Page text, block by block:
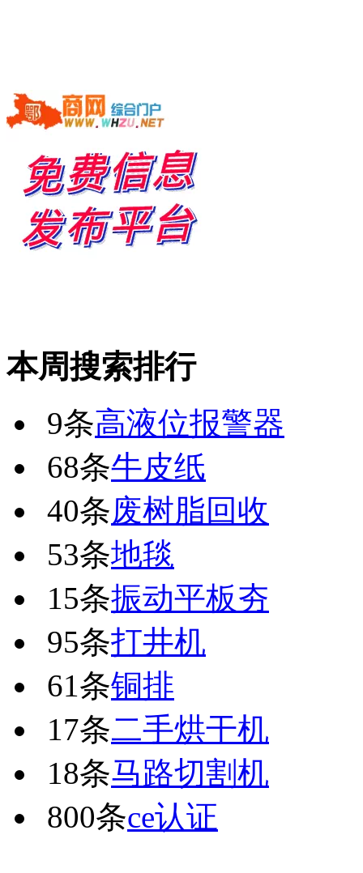
本周搜索排行
9条高液位报警器
68条牛皮纸
40条废树脂回收
53条地毯
15条振动平板夯
95条打井机
61条铜排
17条二手烘干机
18条马路切割机
800条ce认证